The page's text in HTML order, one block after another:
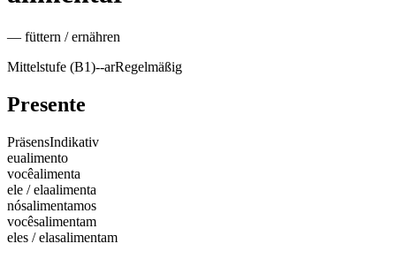
— füttern / ernähren
Mittelstufe (B1)--arRegelmäßig
Presente
PräsensIndikativ
eualimento
vocêalimenta
ele / elaalimenta
nósalimentamos
vocêsalimentam
eles / elasalimentam